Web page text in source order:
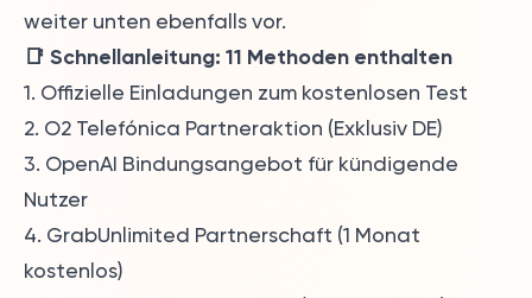
weiter unten ebenfalls vor.
📑 Schnellanleitung: 11 Methoden enthalten
1. Offizielle Einladungen zum kostenlosen Test
2. O2 Telefónica Partneraktion (Exklusiv DE)
3. OpenAI Bindungsangebot für kündigende
Nutzer
4. GrabUnlimited Partnerschaft (1 Monat
kostenlos)